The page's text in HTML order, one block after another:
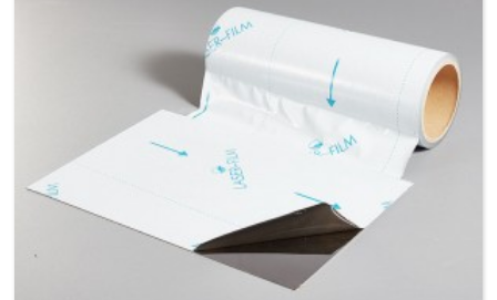
používa pomocou dávkovača na uzatváranie vrecúšok, aby
pevne držala vrecia, aby sa zabránilo navlhnutiu a zhnitiu
predmetov vo vnútri vrecúšok.Naša tesniaca páska na
vrecká z PVC dokáže utesniť polyetylénové a iné fóliové
vrecká, ako sú obaly na výrobu, tesnenie pekárenských
výrobkov, tesnenie zeleniny, tesnenie vreciek na cukríky
alebo priemyselné diely atď.Vďaka farebnej a potlačiteľnej
vlastnosti je možné našu tesniacu pásku z PVC vrecka
použiť aj na označovanie a farebné označenie.